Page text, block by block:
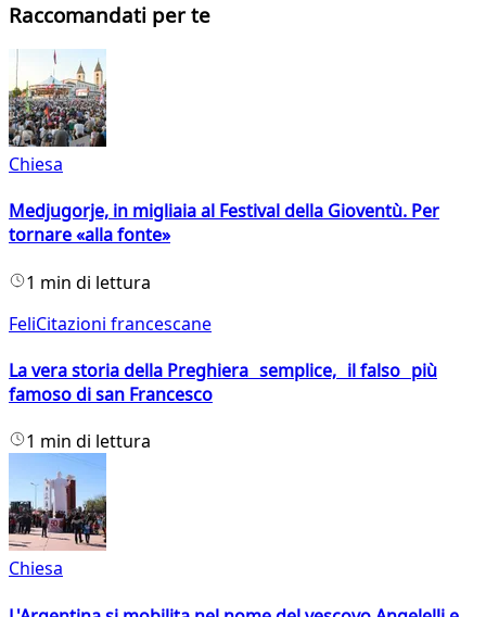
Raccomandati per te
Chiesa
Medjugorje, in migliaia al Festival della Gioventù. Per
tornare «alla fonte»
1 min di lettura
FeliCitazioni francescane
La vera storia della Preghiera semplice, il falso più
famoso di san Francesco
1 min di lettura
Chiesa